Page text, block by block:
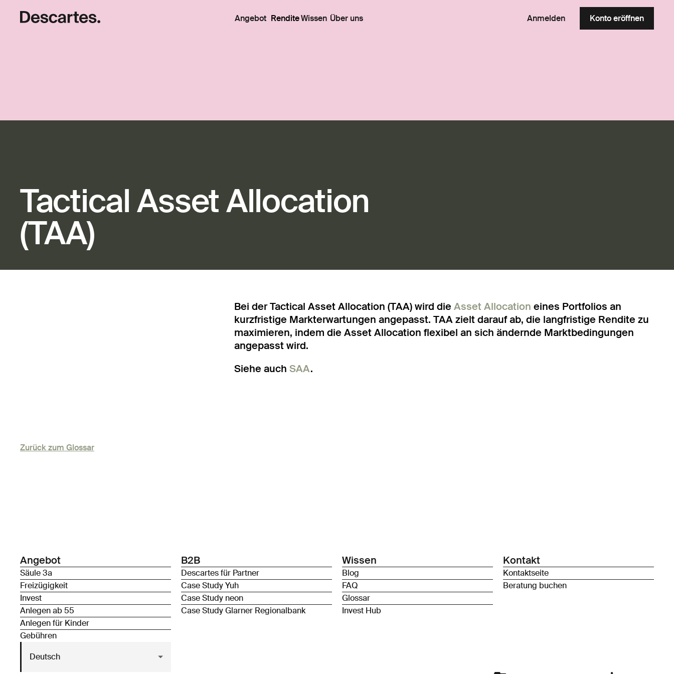
Angebot RenditeWissen Über uns Anmelden Konto eröffnen
Tactical Asset Allocation
(TAA)
Bei der Tactical Asset Allocation (TAA) wird dieAsset Allocation eines Portfolios an
kurzfristige Markterwartungen angepasst. TAA zielt darauf ab, die langfristige Rendite zu
maximieren, indem die Asset Allocation flexibel an sich ändernde Marktbedingungen
angepasst wird.
Siehe auchSAA.
Zurück zum Glossar
Angebot
Säule 3a
Freizügigkeit
Invest
Anlegen ab 55
Anlegen für Kinder
Gebühren
B2B
Descartes für Partner
Case Study Yuh
Case Study neon
Case Study Glarner Regionalbank
Wissen
Blog
FAQ
Glossar
Invest Hub
Kontakt
Kontaktseite
Beratung buchen
Deutsch